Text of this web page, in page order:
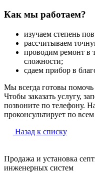
Как мы работаем?
изучаем степень
рассчитываем
проводим ремонт в
сложности;
сдаем прибор в
Мы всегда готовы
Чтобы заказать услугу,
позвоните по телефону.
проконсультирует по
Назад к списку
Продажа и установка
инженерных систем